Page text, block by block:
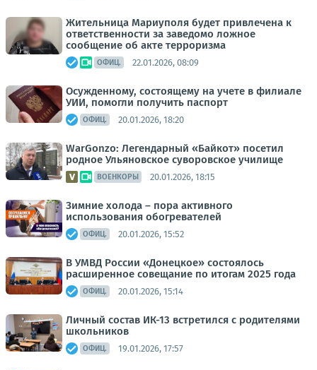
Жительница Мариуполя будет привлечена к
ответственности за заведомо ложное
сообщение об акте терроризма
ОФИЦ. 22.01.2026, 08:09
Осужденному, состоящему на учете в филиале
УИИ, помогли получить паспорт
ОФИЦ. 20.01.2026, 18:20
WarGonzo: Легендарный «Байкот» посетил
родное Ульяновское суворовское училище
ВОЕНКОРЫ 20.01.2026, 18:15
Зимние холода – пора активного
использования обогревателей
ОФИЦ. 20.01.2026, 15:52
В УМВД России «Донецкое» состоялось
расширенное совещание по итогам 2025 года
ОФИЦ. 20.01.2026, 15:14
Личный состав ИК-13 встретился с родителями
школьников
ОФИЦ. 19.01.2026, 17:57